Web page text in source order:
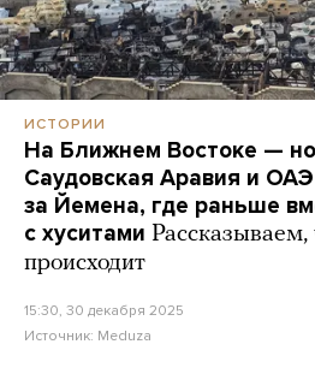
ИСТОРИИ
На Ближнем Востоке —
Саудовская Аравия и
за Йемена, где раньше
с хуситами Рассказываем,
происходит
15:30, 30 декабря 2025
Источник: Meduza